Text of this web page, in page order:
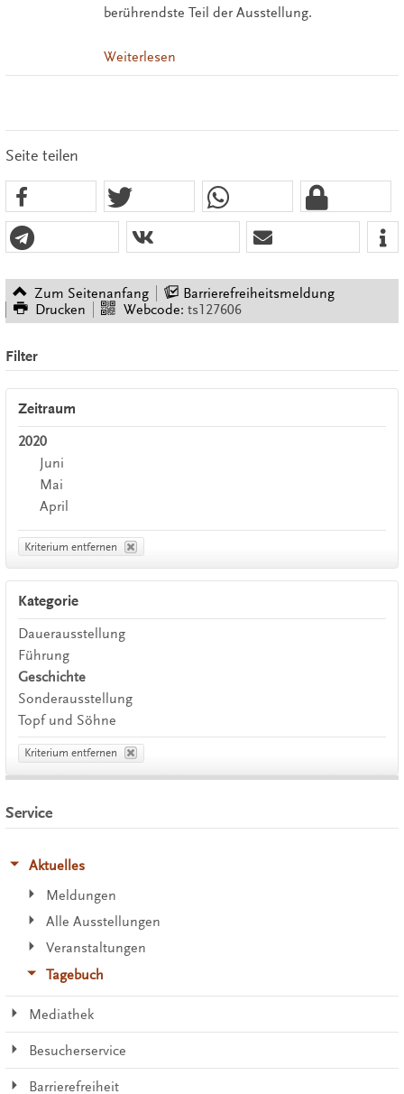
berührendste Teil der Ausstellung.
Weiterlesen
Seite teilen
Zum Seitenanfang
Barrierefreiheitsmeldung
Drucken
Webcode: ts127606
Filter
Zeitraum
2020
Juni
Mai
April
Kriterium entfernen
Kategorie
Dauerausstellung
Führung
Geschichte
Sonderausstellung
Topf und Söhne
Kriterium entfernen
Service
Aktuelles
Meldungen
Alle Ausstellungen
Veranstaltungen
Tagebuch
Mediathek
Besucherservice
Barrierefreiheit